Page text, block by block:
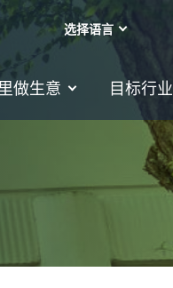
做生意 目标行业
选择语言